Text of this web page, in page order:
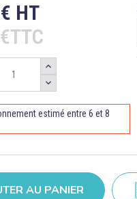
HT
estimé entre 6 et 8
AU PANIER